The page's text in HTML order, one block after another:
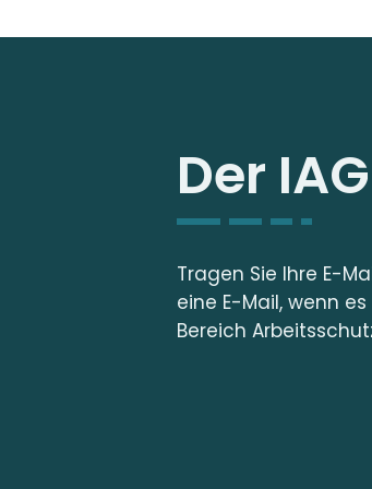
Der
Tragen Sie Ihre E-
eine E-Mail, wenn
Bereich